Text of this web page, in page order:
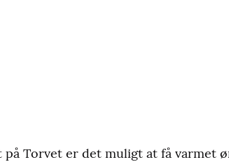
på Torvet er det muligt at få